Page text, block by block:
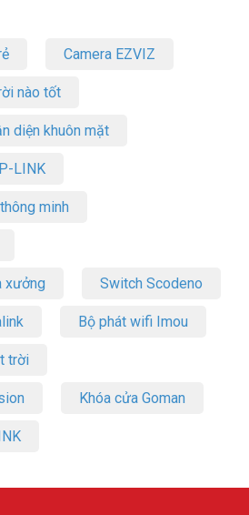
Camera EZVIZ
nào tốt
diện khuôn mặt
LINK
minh
xưởng Switch Scodeno
Bộ phát wifi Imou
trời
Khóa cửa Goman